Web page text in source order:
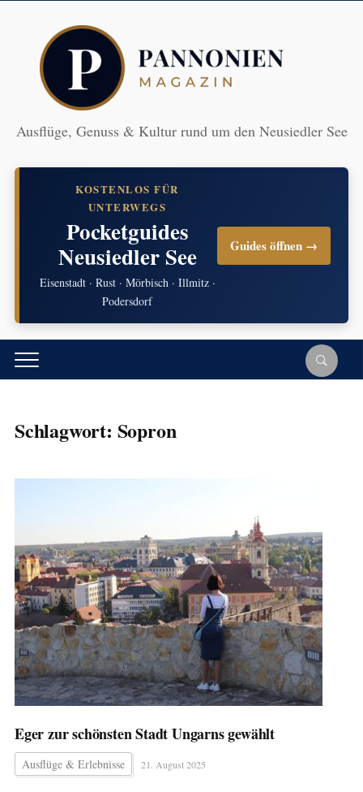
Ausflüge, Genuss & Kultur rund um den Neusiedler See
KOSTENLOS FÜR
UNTERWEGS
Pocketguides
Neusiedler See
Eisenstadt · Rust · Mörbisch · Illmitz ·
Podersdorf
Guides öffnen →
Schlagwort: Sopron
Eger zur schönsten Stadt Ungarns gewählt
Ausflüge & Erlebnisse 21. August 2025